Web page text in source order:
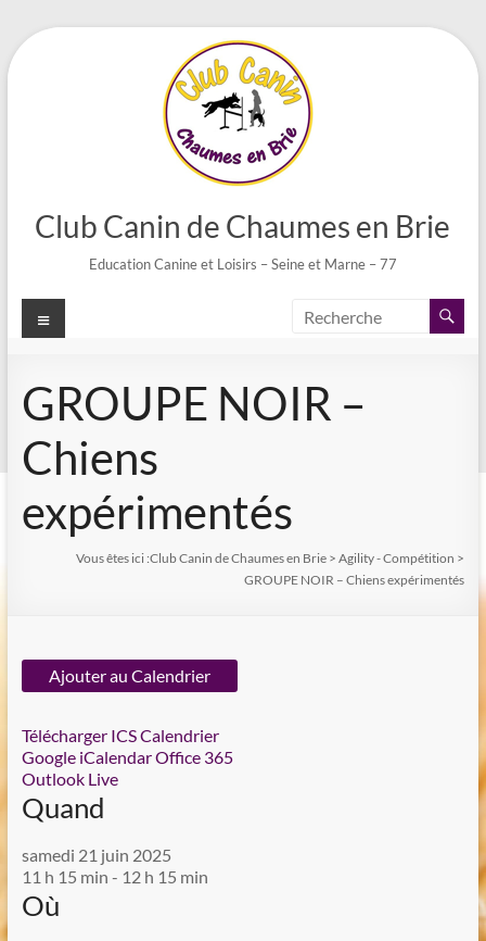
Aller
au
Club Canin de Chaumes en Brie
Education Canine et Loisirs – Seine et Marne – 77
Menu
GROUPE NOIR –
Chiens
expérimentés
Vous êtes ici :Club Canin de Chaumes en Brie >Agility - Compétition >
GROUPE NOIR – Chiens expérimentés
Ajouter au Calendrier
Télécharger ICSCalendrier
Google iCalendarOffice 365
Outlook Live
Quand
samedi 21 juin 2025
11 h 15 min - 12 h 15 min
Où